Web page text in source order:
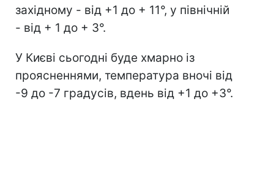
західному - від +1 до + 11°, у північній
- від + 1 до + 3°.
У Києві сьогодні буде хмарно із
проясненнями, температура вночі від
-9 до -7 градусів, вдень від +1 до +3°.